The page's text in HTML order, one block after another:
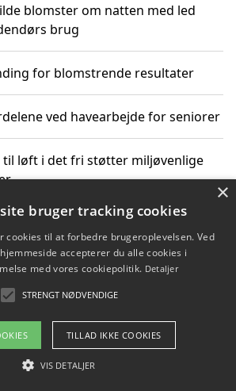
blomster om natten med led
brug
for blomstrende resultater
ved havearbejde for seniorer
til løft i det fri støtter miljøvenlige
for familien og naturen
2026 - Pilanto Aps
Blog Betingelser
×
bruger tracking cookies
cookies til at forbedre brugeroplevelsen. Ved
accepterer du alle cookies i
med vores cookiepolitik. Detaljer
STRENGT NØDVENDIGE
TILLAD IKKE COOKIES
VIS DETALJER